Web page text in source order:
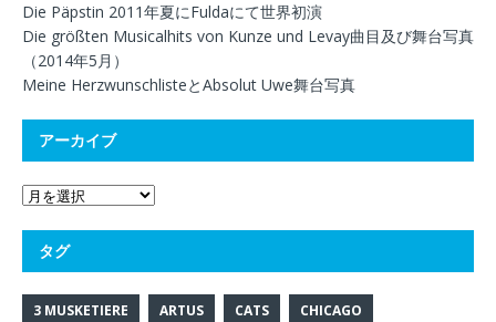
Die Päpstin 2011年夏にFuldaにて世界初演
Die größten Musicalhits von Kunze und Levay曲目及び舞台写真
（2014年5月）
Meine HerzwunschlisteとAbsolut Uwe舞台写真
アーカイブ
タグ
3 MUSKETIERE ARTUS CATS CHICAGO